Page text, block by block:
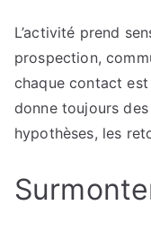
L’activité prend
prospection,
chaque contact
donne toujours
hypothèses, les